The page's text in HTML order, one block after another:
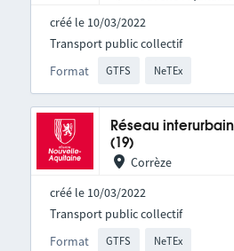
créé le 10/03/2022
Format GTFS NeTEx
Transport public collectif
Réseau
(19)
Corrèze
créé le 10/03/2022
Format GTFS NeTEx
Transport public collectif